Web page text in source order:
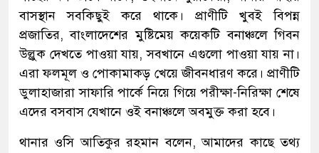
বাসস্থান সবকিছুই করে থাকে। প্রাণীটি খুবই বিপন্ন
প্রজাতির, বাংলাদেশের মুষ্টিমেয় কয়েকটি বনাঞ্চলে গিবন
উল্লুক দেখতে পাওয়া যায়, সবখানে এগুলো পাওয়া যায় না।
এরা ফলমূল ও পোকামাকড় খেয়ে জীবনধারণ করে। প্রাণীটি
ডুলাহাজারা সাফারি পার্কে নিয়ে গিয়ে পরীক্ষা-নিরিক্ষা শেষে
এদের বসবাস যেখানে ওই বনাঞ্চলে অবমুক্ত করা হবে।
থানার ওসি আতিকুর রহমান বলেন, আমাদের কাছে তথ্য